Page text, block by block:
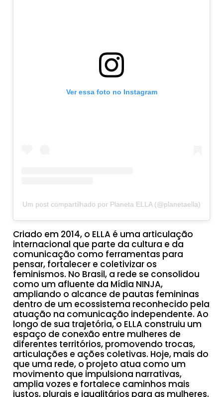
Ver essa foto no Instagram
Um post compartilhado por Planeta ELLA (@planetaella)
Criado em 2014, o ELLA é uma articulação
internacional que parte da cultura e da
comunicação como ferramentas para
pensar, fortalecer e coletivizar os
feminismos. No Brasil, a rede se consolidou
como um afluente da Mídia NINJA,
ampliando o alcance de pautas femininas
dentro de um ecossistema reconhecido pela
atuação na comunicação independente. Ao
longo de sua trajetória, o ELLA construiu um
espaço de conexão entre mulheres de
diferentes territórios, promovendo trocas,
articulações e ações coletivas. Hoje, mais do
que uma rede, o projeto atua como um
movimento que impulsiona narrativas,
amplia vozes e fortalece caminhos mais
justos, plurais e igualitários para as mulheres.